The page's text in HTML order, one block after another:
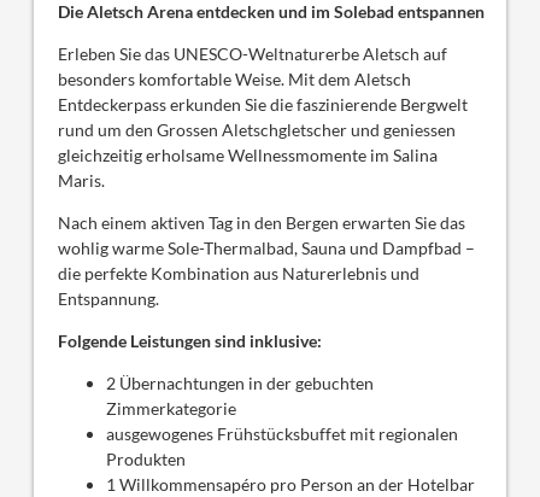
Die Aletsch Arena entdecken und im Solebad entspannen
Erleben Sie das UNESCO-Weltnaturerbe Aletsch auf
besonders komfortable Weise. Mit dem Aletsch
Entdeckerpass erkunden Sie die faszinierende Bergwelt
rund um den Grossen Aletschgletscher und geniessen
gleichzeitig erholsame Wellnessmomente im Salina
Maris.
Nach einem aktiven Tag in den Bergen erwarten Sie das
wohlig warme Sole-Thermalbad, Sauna und Dampfbad –
die perfekte Kombination aus Naturerlebnis und
Entspannung.
Folgende Leistungen sind inklusive:
2 Übernachtungen in der gebuchten
Zimmerkategorie
ausgewogenes Frühstücksbuffet mit regionalen
Produkten
1 Willkommensapéro pro Person an der Hotelbar